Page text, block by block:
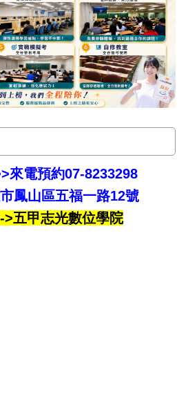
來電預約07-8233298
鳳山區五福一路12號
>五甲志光數位學院